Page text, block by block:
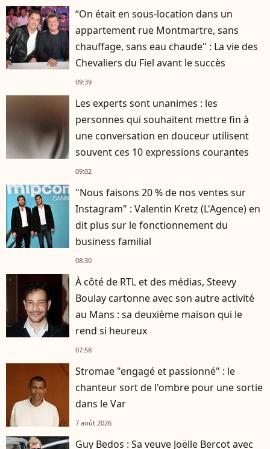
“On était en sous-location dans un
appartement rue Montmartre, sans
chauffage, sans eau chaude" : La vie des
Chevaliers du Fiel avant le succès
09:39
Les experts sont unanimes : les
personnes qui souhaitent mettre fin à
une conversation en douceur utilisent
souvent ces 10 expressions courantes
09:02
"Nous faisons 20 % de nos ventes sur
Instagram" : Valentin Kretz (L'Agence) en
dit plus sur le fonctionnement du
business familial
08:30
À côté de RTL et des médias, Steevy
Boulay cartonne avec son autre activité
au Mans : sa deuxième maison qui le
rend si heureux
07:58
Stromae "engagé et passionné" : le
chanteur sort de l'ombre pour une sortie
dans le Var
7 août 2026
Guy Bedos : Sa veuve Joëlle Bercot avec